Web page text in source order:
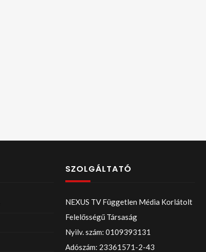
SZOLGÁLTATÓ
NEXUS TV Független Média Korlátolt
Felelősségű Társaság
Nyilv. szám: 0109393131
Adószám: 23361571-2-43